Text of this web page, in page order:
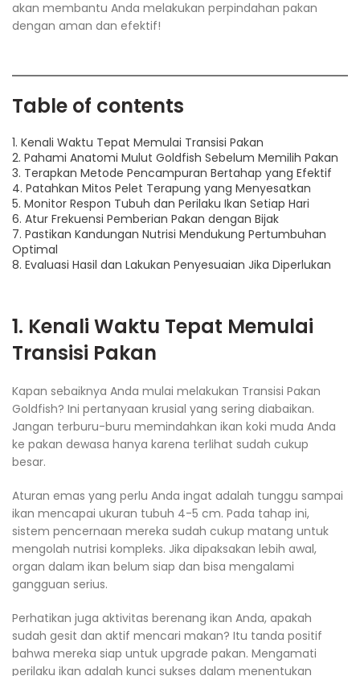
akan membantu Anda melakukan perpindahan pakan
dengan aman dan efektif!
Table of contents
1. Kenali Waktu Tepat Memulai Transisi Pakan
2. Pahami Anatomi Mulut Goldfish Sebelum Memilih Pakan
3. Terapkan Metode Pencampuran Bertahap yang Efektif
4. Patahkan Mitos Pelet Terapung yang Menyesatkan
5. Monitor Respon Tubuh dan Perilaku Ikan Setiap Hari
6. Atur Frekuensi Pemberian Pakan dengan Bijak
7. Pastikan Kandungan Nutrisi Mendukung Pertumbuhan
Optimal
8. Evaluasi Hasil dan Lakukan Penyesuaian Jika Diperlukan
1. Kenali Waktu Tepat Memulai
Transisi Pakan
Kapan sebaiknya Anda mulai melakukan Transisi Pakan
Goldfish? Ini pertanyaan krusial yang sering diabaikan.
Jangan terburu-buru memindahkan ikan koki muda Anda
ke pakan dewasa hanya karena terlihat sudah cukup
besar.
Aturan emas yang perlu Anda ingat adalah tunggu sampai
ikan mencapai ukuran tubuh 4-5 cm. Pada tahap ini,
sistem pencernaan mereka sudah cukup matang untuk
mengolah nutrisi kompleks. Jika dipaksakan lebih awal,
organ dalam ikan belum siap dan bisa mengalami
gangguan serius.
Perhatikan juga aktivitas berenang ikan Anda, apakah
sudah gesit dan aktif mencari makan? Itu tanda positif
bahwa mereka siap untuk upgrade pakan. Mengamati
perilaku ikan adalah kunci sukses dalam menentukan